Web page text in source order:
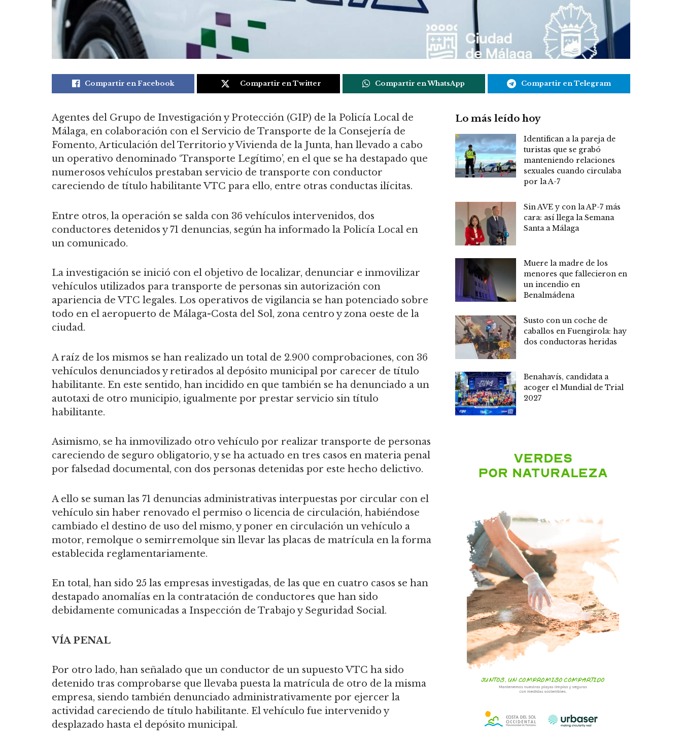
Compartir en Facebook Compartir en Twitter Compartir en WhatsApp Compartir en Telegram
Agentes del Grupo de Investigación y Protección (GIP) de la Policía Local de
Málaga, en colaboración con el Servicio de Transporte de la Consejería de
Fomento, Articulación del Territorio y Vivienda de la Junta, han llevado a cabo
un operativo denominado ‘Transporte Legítimo’, en el que se ha destapado que
numerosos vehículos prestaban servicio de transporte con conductor
careciendo de título habilitante VTC para ello, entre otras conductas ilícitas.
Entre otros, la operación se salda con 36 vehículos intervenidos, dos
conductores detenidos y 71 denuncias, según ha informado la Policía Local en
un comunicado.
La investigación se inició con el objetivo de localizar, denunciar e inmovilizar
vehículos utilizados para transporte de personas sin autorización con
apariencia de VTC legales. Los operativos de vigilancia se han potenciado sobre
todo en el aeropuerto de Málaga-Costa del Sol, zona centro y zona oeste de la
ciudad.
A raíz de los mismos se han realizado un total de 2.900 comprobaciones, con 36
vehículos denunciados y retirados al depósito municipal por carecer de título
habilitante. En este sentido, han incidido en que también se ha denunciado a un
autotaxi de otro municipio, igualmente por prestar servicio sin título
habilitante.
Asimismo, se ha inmovilizado otro vehículo por realizar transporte de personas
careciendo de seguro obligatorio, y se ha actuado en tres casos en materia penal
por falsedad documental, con dos personas detenidas por este hecho delictivo.
A ello se suman las 71 denuncias administrativas interpuestas por circular con el
vehículo sin haber renovado el permiso o licencia de circulación, habiéndose
cambiado el destino de uso del mismo, y poner en circulación un vehículo a
motor, remolque o semirremolque sin llevar las placas de matrícula en la forma
establecida reglamentariamente.
En total, han sido 25 las empresas investigadas, de las que en cuatro casos se han
destapado anomalías en la contratación de conductores que han sido
debidamente comunicadas a Inspección de Trabajo y Seguridad Social.
VÍA PENAL
Por otro lado, han señalado que un conductor de un supuesto VTC ha sido
detenido tras comprobarse que llevaba puesta la matrícula de otro de la misma
empresa, siendo también denunciado administrativamente por ejercer la
actividad careciendo de título habilitante. El vehículo fue intervenido y
desplazado hasta el depósito municipal.
Lo más leído hoy
Identifican a la pareja de
turistas que se grabó
manteniendo relaciones
sexuales cuando circulaba
por la A-7
Sin AVE y con la AP-7 más
cara: así llega la Semana
Santa a Málaga
Muere la madre de los
menores que fallecieron en
un incendio en
Benalmádena
Susto con un coche de
caballos en Fuengirola: hay
dos conductoras heridas
Benahavís, candidata a
acoger el Mundial de Trial
2027